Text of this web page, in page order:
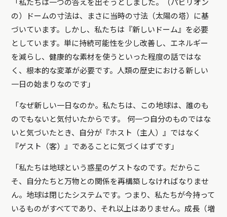
「私たちは一つの答えを出そうとしました。（パビリオン
の）ドームの寸法は、まさに当時の寸法（太陽の塔）に基
づいています。しかし、私たちは『新しいドーム』を必要
としています。単に持続可能性を少し改善し、エネルギー
を減らし、健康的な素材を使うといった程度の話ではな
く、根本的な変革が必要です。人類の歴史における新しい
一日の始まりなのです」
「なぜ新しい一日なのか。私たちは、この地球は、誰のも
のでもないと気付いたからです。 何一つ自分のものではな
いと気づいたとき、自分が『ホスト（主人）』ではなく
『ゲスト（客）』であることに気づくはずです」
「私たちは地球という惑星のゲストなのです。だからこ
そ、自分たちと万物との関係を再構築しなければなりませ
ん。地球は閉じたシステムです。つまり、私たちが今持って
いるものがすべてであり、それ以上はありません。成長（増